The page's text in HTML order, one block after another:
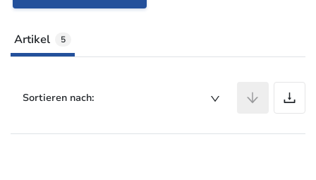
Artikel 5
Sortieren nach: